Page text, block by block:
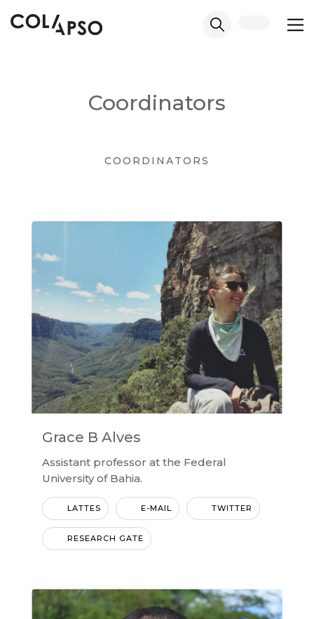
Coordinators
COORDINATORS
Grace B Alves
Assistant professor at the Federal
University of Bahia.
LATTES E-MAIL TWITTER
RESEARCH GATE